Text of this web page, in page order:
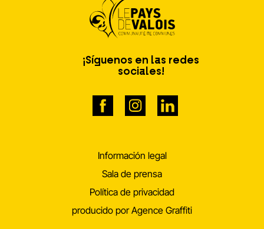
¡Síguenos en las redes
sociales!
Información legal
Sala de prensa
Política de privacidad
producido por Agence Graffiti